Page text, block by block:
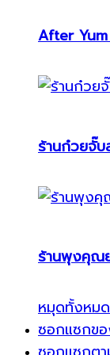
After Yum
ร้านก๋วยจั๊
ร้านพุงคุณ
หมุดทั้งหมด
ซอกแซกข